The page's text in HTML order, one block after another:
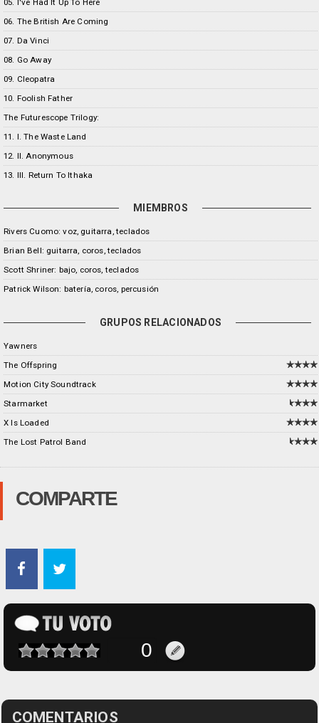
05. I've Had It Up To Here
06. The British Are Coming
07. Da Vinci
08. Go Away
09. Cleopatra
10. Foolish Father
The Futurescope Trilogy:
11. I. The Waste Land
12. II. Anonymous
13. III. Return To Ithaka
MIEMBROS
Rivers Cuomo: voz, guitarra, teclados
Brian Bell: guitarra, coros, teclados
Scott Shriner: bajo, coros, teclados
Patrick Wilson: batería, coros, percusión
GRUPOS RELACIONADOS
Yawners
The Offspring
Motion City Soundtrack
Starmarket
X Is Loaded
The Lost Patrol Band
COMPARTE
COMENTARIOS